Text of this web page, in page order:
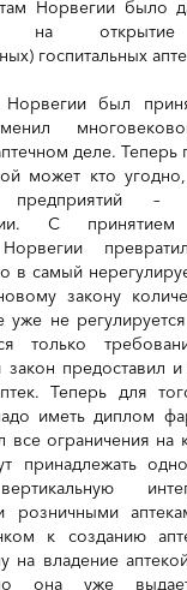
Норвегии было
на открытие
госпитальных
был
деле. Теперь
может кто
–
С
в самый
закону
уже не
только
предоставил
Теперь для
иметь диплом
все ограничения на
принадлежать
розничными
к созданию
на владение
она уже